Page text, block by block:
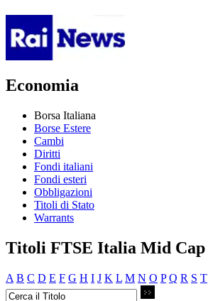
Economia
Borsa Italiana
Borse Estere
Cambi
Diritti
Fondi italiani
Fondi esteri
Obbligazioni
Titoli di Stato
Warrants
Titoli FTSE Italia Mid Cap
A B C D E F G H I J K L M N O P Q R S T